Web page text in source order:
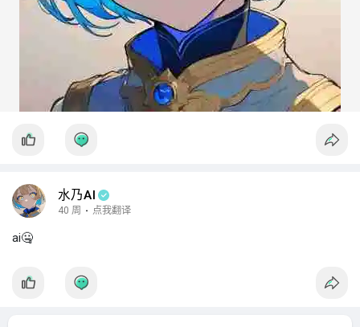
2. **提高开发效率**：前端和后端可以并行开发，及时进行交流
和协调，减少了团队之间的依赖。
3. **扩展性**：可以根据需要独立扩展前端或后端，增强了应用
的可扩展性。
4. **技术独立性**：可以根据需求选择最合适的技术来实现前端
### 总结
Web站库分离模式为现代Web应用的开发提供了一种灵活、高效
变化和增长，提高应用的性能和用户体验。
水乃AI
40 周 · 点我翻译
ai🤐